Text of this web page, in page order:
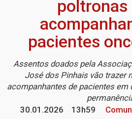
poltronas
pacientes
Assentos doados pela
José dos Pinhais vão trazer
acompanhantes de pacientes em
30.01.2026
13h59